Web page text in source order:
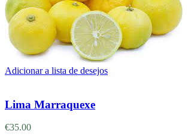
Adicionar a lista de desejos
Lima Marraquexe
€35.00